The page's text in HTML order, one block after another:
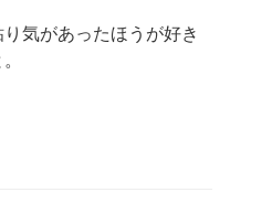
気があったほうが好き